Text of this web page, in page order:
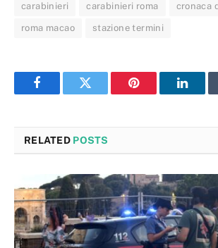
carabinieri carabinieri roma cronaca
roma macao stazione termini
FacebookTwitter Pinterest
RELATED POSTS